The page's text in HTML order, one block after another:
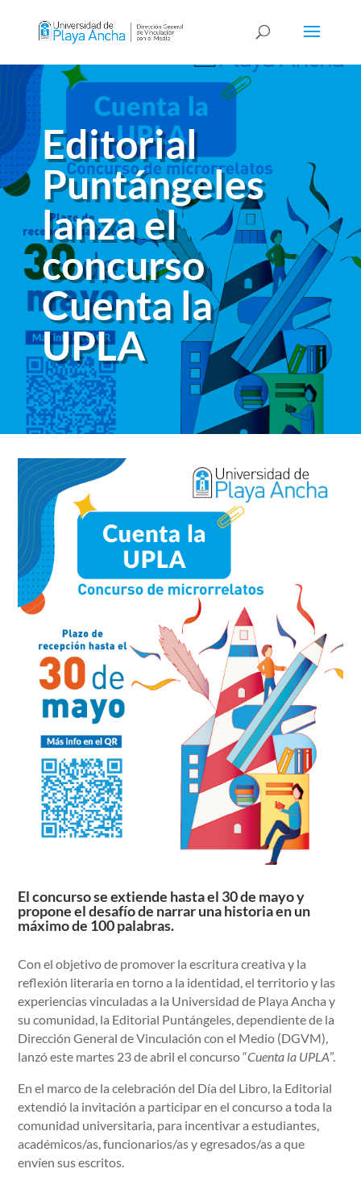
Editorial
Puntángeles
lanza el
concurso
Cuenta la
UPLA
El concurso se extiende hasta el 30 de mayo y
propone el desafío de narrar una historia en un
máximo de 100 palabras.
Con el objetivo de promover la escritura creativa y la
reflexión literaria en torno a la identidad, el territorio y las
experiencias vinculadas a la Universidad de Playa Ancha y
su comunidad, la Editorial Puntángeles, dependiente de la
Dirección General de Vinculación con el Medio (DGVM),
lanzó este martes 23 de abril el concurso “Cuenta la UPLA”.
En el marco de la celebración del Día del Libro, la Editorial
extendió la invitación a participar en el concurso a toda la
comunidad universitaria, para incentivar a estudiantes,
académicos/as, funcionarios/as y egresados/as a que
envíen sus escritos.